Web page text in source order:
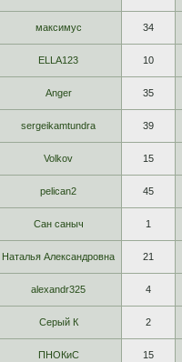
максимус 34
ELLA123 10
Anger 35
sergeikamtundra 39
Volkov 15
pelican2 45
Сан саныч 1
Наталья Александровна 21
alexandr325 4
Серый К 2
ПНОКиС 15